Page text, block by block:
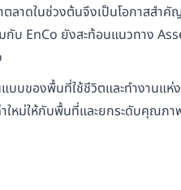
ดในช่วงต้นจึงเป็นโอกาสสำคั
EnCo ยังสะท้อนแนวทาง
บบของพื้นที่ใช้ชีวิตและทำงานแ
ม่ให้กับพื้นที่และยกระดับคุณภาพ